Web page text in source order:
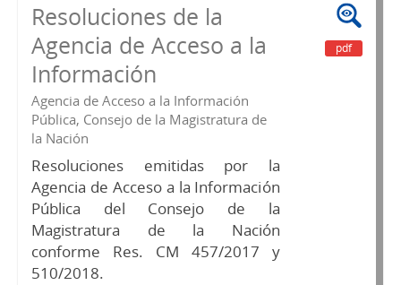
Resoluciones de la
Agencia de Acceso a la
Información
Agencia de Acceso a la Información
Pública, Consejo de la Magistratura de
la Nación
Resoluciones emitidas por la
Agencia de Acceso a la Información
Pública del Consejo de la
Magistratura de la Nación
conforme Res. CM 457/2017 y
510/2018.
pdf